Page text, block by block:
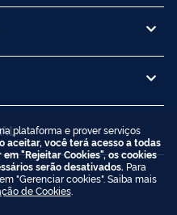
plataforma e prover serviços
aceitar, você terá acesso a todas
"Rejeitar Cookies", os cookies
serão desativados. Para
"Gerenciar cookies". Saiba mais
de Cookies.